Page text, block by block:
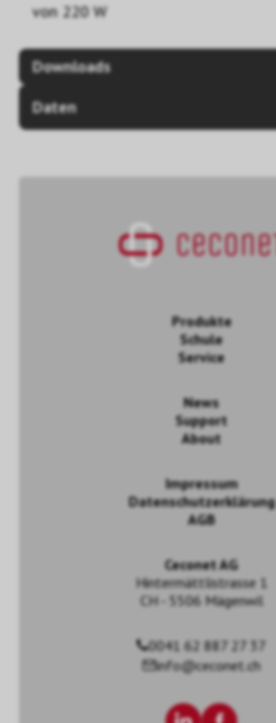
von 220 W
Downloads
Daten
Produkte
Schule
Service
News
Support
About
Impressum
Datenschutzerklärung
AGB
Ceconet AG
Hintermättlistrasse 1
CH - 5506 Mägenwil
0041 62 887 27 37
info@ceconet.ch